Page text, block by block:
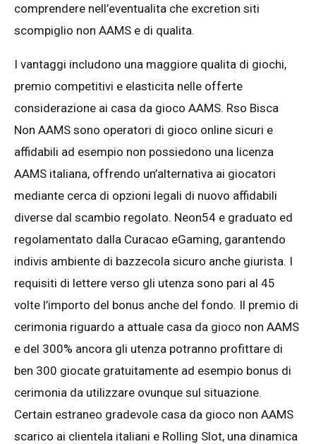
comprendere nell’eventualita che excretion siti
scompiglio non AAMS e di qualita.
I vantaggi includono una maggiore qualita di giochi,
premio competitivi e elasticita nelle offerte
considerazione ai casa da gioco AAMS. Rso Bisca
Non AAMS sono operatori di gioco online sicuri e
affidabili ad esempio non possiedono una licenza
AAMS italiana, offrendo un’alternativa ai giocatori
mediante cerca di opzioni legali di nuovo affidabili
diverse dal scambio regolato. Neon54 e graduato ed
regolamentato dalla Curacao eGaming, garantendo
indivis ambiente di bazzecola sicuro anche giurista. I
requisiti di lettere verso gli utenza sono pari al 45
volte l’importo del bonus anche del fondo. Il premio di
cerimonia riguardo a attuale casa da gioco non AAMS
e del 300% ancora gli utenza potranno profittare di
ben 300 giocate gratuitamente ad esempio bonus di
cerimonia da utilizzare ovunque sul situazione.
Certain estraneo gradevole casa da gioco non AAMS
scarico ai clientela italiani e Rolling Slot, una dinamica